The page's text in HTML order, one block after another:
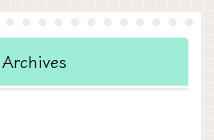
Archives